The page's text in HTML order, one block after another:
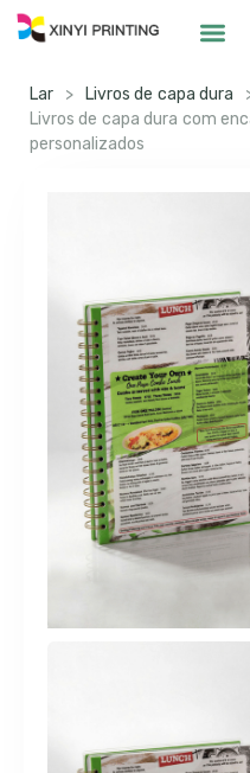
Lar > Livros de capa dura
Livros de capa dura com
personalizados